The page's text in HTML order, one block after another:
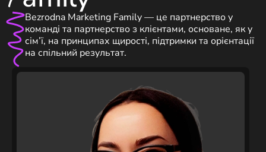
Bezrodna Marketing Family — це партнерство у
команді та партнерство з клієнтами, основане, як у
сім’ї, на принципах щирості, підтримки та орієнтації
на спільний результат.